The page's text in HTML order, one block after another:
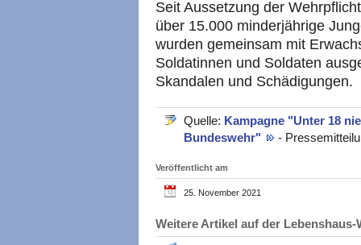
Seit Aussetzung der
über 15.000 minderjährige
wurden gemeinsam mit
Soldatinnen und Soldaten
Skandalen und Schädigungen.
Quelle: Kampagne "Unter 18
Bundeswehr"
-
Veröffentlicht am
25. November 2021
Weitere Artikel auf der